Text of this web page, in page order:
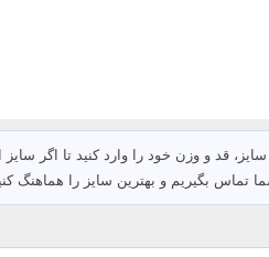
سایز، قد و وزن خود را وارد کنید تا اگر
تماس بگیریم و بهترین سایز را هماهنگ